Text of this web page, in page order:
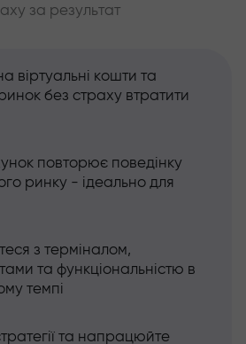
за результат
віртуальні кошти та
без страху втратити
повторює поведінку
ринку - ідеально для
з терміналом,
та функціональністю в
темпі
та напрацюйте